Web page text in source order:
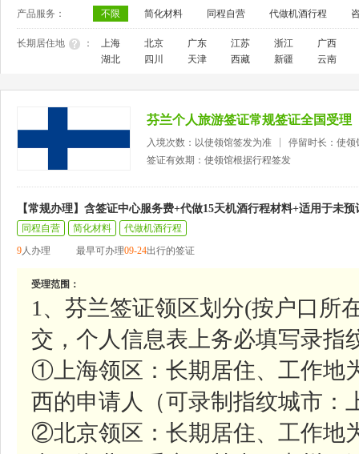
产品服务： 不限 简化材料 同程自营 代做机酒行程
长期居住地 ： 上海 北京 广东 江苏 浙江
广西
湖北
四川 天津 西藏 新疆 云南
芬兰个人旅游签证常规签证全国受理
入境次数：以使领馆签发为准
停留时长：使领
签证有效期：使领馆根据行程签发
【常规办理】含签证中心服务费+代做15天机酒行程材料+适用于未
同程自营 简化材料
代做机酒行程
9人办理 最早可办理09-24出行的签证
受理范围：
1、芬兰签证领区划分(按户口所
交，个人信息表上务必填写录指
①上海领区：长期居住、工作地
西的申请人（可录制指纹城市：
②北京领区：长期居住、工作地